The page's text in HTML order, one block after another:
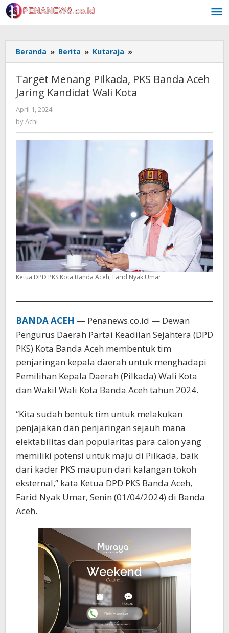
Skip
to
content
Beranda » Berita » Kutaraja »
Menang
PKS
Banda
Target Menang Pilkada, PKS Banda Aceh
Jaring Kandidat Wali Kota
April 1, 2024
byAchi
Ketua DPD PKS Kota Banda Aceh, Farid Nyak Umar
BANDA ACEH — Penanews.co.id — Dewan
Pengurus Daerah Partai Keadilan Sejahtera (DPD
PKS) Kota Banda Aceh membentuk tim
penjaringan kepala daerah untuk menghadapi
Pemilihan Kepala Daerah (Pilkada) Wali Kota
dan Wakil Wali Kota Banda Aceh tahun 2024.
“Kita sudah bentuk tim untuk melakukan
penjajakan dan penjaringan sejauh mana
elektabilitas dan popularitas para calon yang
memiliki potensi untuk maju di Pilkada, baik
dari kader PKS maupun dari kalangan tokoh
eksternal,” kata Ketua DPD PKS Banda Aceh,
Farid Nyak Umar, Senin (01/04/2024) di Banda
Aceh.